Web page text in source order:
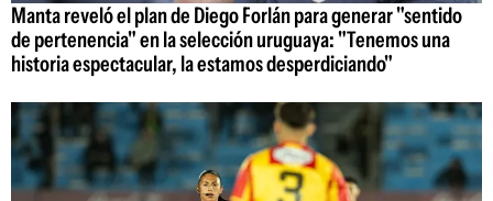
Manta reveló el plan de Diego Forlán para generar "sentido
de pertenencia" en la selección uruguaya: "Tenemos una
historia espectacular, la estamos desperdiciando"